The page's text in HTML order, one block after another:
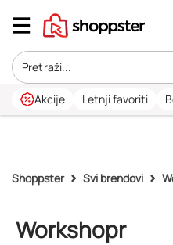
Akcije Letnji favoriti
Shoppster Svi brendovi
Workshopr